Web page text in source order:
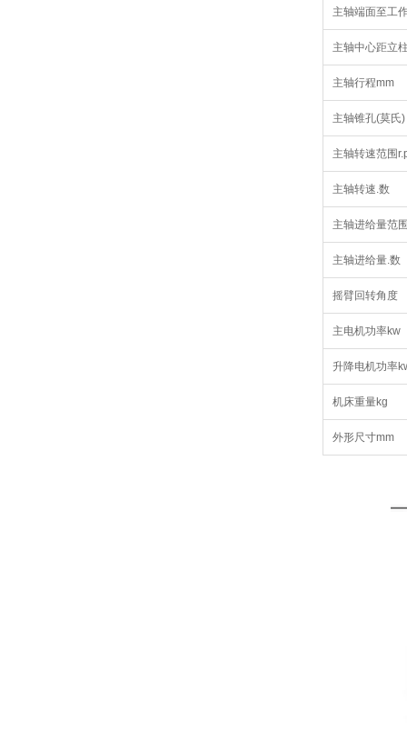
主轴端面至工
主轴中心距立
主轴行程mm
主轴锥孔(莫氏)
主轴转速范围
主轴转速.数
主轴进给量范
主轴进给量.数
摇臂回转角度
主电机功率kw
升降电机功率
机床重量kg
外形尺寸mm